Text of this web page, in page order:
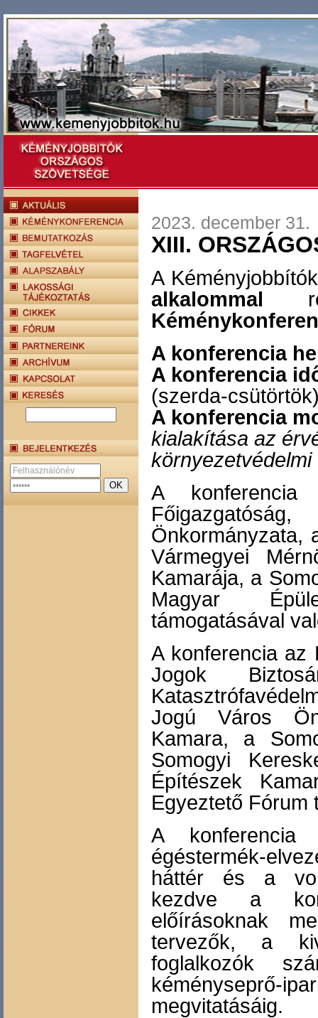
2023. december 31.
XIII.
A
alkalommal
A konferencia
A konferencia
(szerda-
A konferencia
kialakítása az
A konferencia
Önkormányzata,
Vármegyei
Kamarája, a
Magyar
támogatásával
A konferencia az
Jogok
Jogú Város
Kamara, a
Somogyi
Építészek
Egyeztető Fórum
A konferencia
égéstermék-
háttér és a
kezdve a
előírásoknak
tervezők, a
foglalkozók
kéményseprő-
megvitatásáig.